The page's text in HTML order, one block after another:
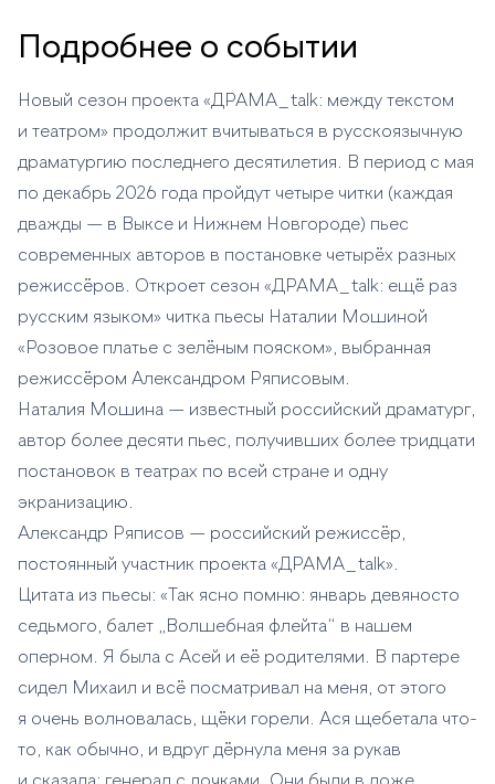
Подробнее о событии
Новый сезон проекта «ДРАМА_talk: между текстом
и театром» продолжит вчитываться в русскоязычную
драматургию последнего десятилетия. В период с мая
по декабрь 2026 года пройдут четыре читки (каждая
дважды — в Выксе и Нижнем Новгороде) пьес
современных авторов в постановке четырёх разных
режиссёров. Откроет сезон «ДРАМА_talk: ещё раз
русским языком» читка пьесы Наталии Мошиной
«Розовое платье с зелёным пояском», выбранная
режиссёром Александром Ряписовым.
Наталия Мошина — известный российский драматург,
автор более десяти пьес, получивших более тридцати
постановок в театрах по всей стране и одну
экранизацию.
Александр Ряписов — российский режиссёр,
постоянный участник проекта «ДРАМА_talk».
Цитата из пьесы: «Так ясно помню: январь девяносто
седьмого, балет „Волшебная флейта“ в нашем
оперном. Я была с Асей и её родителями. В партере
сидел Михаил и всё посматривал на меня, от этого
я очень волновалась, щёки горели. Ася щебетала что-
то, как обычно, и вдруг дёрнула меня за рукав